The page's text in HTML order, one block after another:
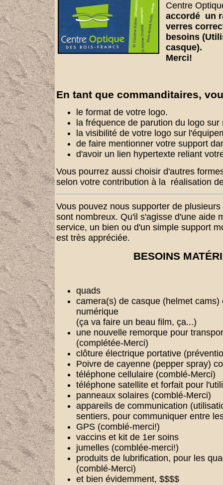
Centre
accordé un
verres
besoins
casque).
Merci!
En tant que commanditaires,
le format de votre logo.
la fréquence de parution du logo sur
la visibilité de votre logo sur
de faire mentionner votre support
d'avoir un lien hypertexte reliant
Vous pourrez aussi choisir d'autres
selon votre contribution à la réalisation
Vous pouvez nous supporter de
sont nombreux. Qu'il s'agisse d'une aide
service, un bien ou d'un simple support
est très appréciée.
BESOINS
quads
camera(s) de casque (helmet cams)
numérique
(ça va faire un beau film, ça...)
une nouvelle remorque pour
(complétée-Merci)
clôture électrique portative
Poivre de cayenne (pepper spray)
téléphone cellulaire (comblé-Merci)
téléphone satellite et forfait pour
panneaux solaires (comblé-Merci)
appareils de communication
sentiers, pour communiquer entre
GPS (comblé-merci!)
vaccins et kit de 1er soins
jumelles (comblée-merci!)
produits de lubrification, pour les
(comblé-Merci)
et bien évidemment, $$$$